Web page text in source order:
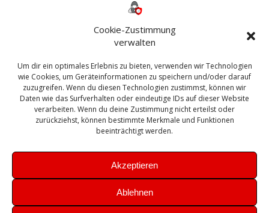
Cookie-Zustimmung
verwalten
Um dir ein optimales Erlebnis zu bieten, verwenden wir Technologien
wie Cookies, um Geräteinformationen zu speichern und/oder darauf
zuzugreifen. Wenn du diesen Technologien zustimmst, können wir
Daten wie das Surfverhalten oder eindeutige IDs auf dieser Website
verarbeiten. Wenn du deine Zustimmung nicht erteilst oder
zurückziehst, können bestimmte Merkmale und Funktionen
beeinträchtigt werden.
Akzeptieren
Ablehnen
Bautagebuch
Exchange firewall Fritzbox
Microsoft
Sanierung SBS Security Server Sicherheit
Sicherung SIEM Sophos SSL Ubuntu
Update Upgrade UTM VCenter VCSA Veeam
VMWare VPN WAZUH Windows
Zertifikat